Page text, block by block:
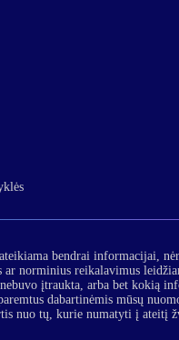
bendrai informacijai,
ar norminius reikalavimus
įtraukta, arba bet kokią
dabartinėmis mūsų
nuo tų, kurie numatyti į ateitį